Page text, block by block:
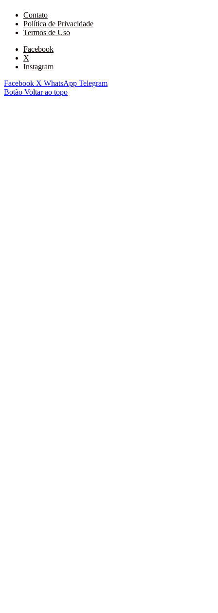
Contato
Política de Privacidade
Termos de Uso
Facebook
X
Instagram
Facebook X WhatsApp Telegram
Botão Voltar ao topo